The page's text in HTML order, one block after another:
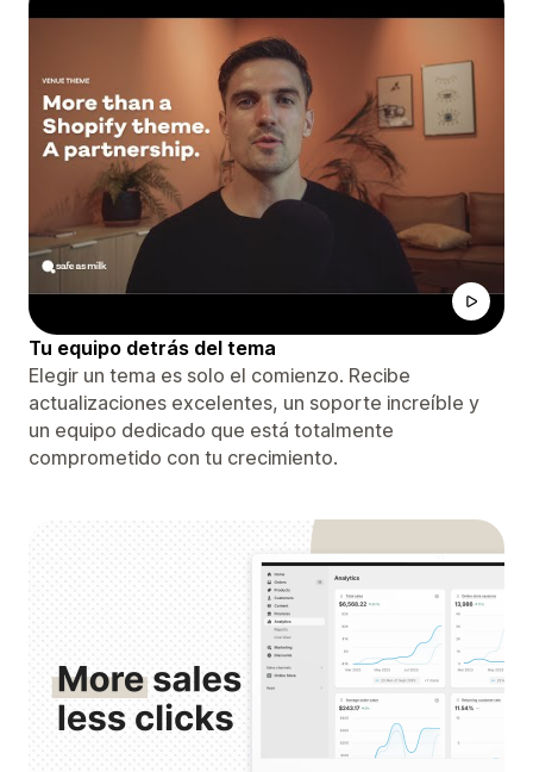
Tu equipo detrás del tema
Elegir un tema es solo el comienzo. Recibe
actualizaciones excelentes, un soporte increíble y
un equipo dedicado que está totalmente
comprometido con tu crecimiento.